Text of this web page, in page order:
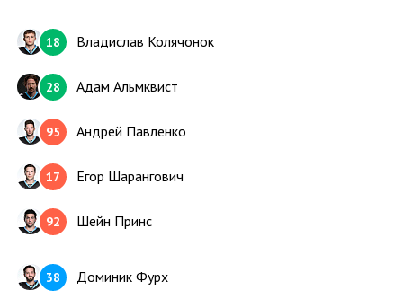
18 Владислав Колячонок
28 Адам Альмквист
95 Андрей Павленко
17 Егор Шарангович
92 Шейн Принс
38 Доминик Фурх